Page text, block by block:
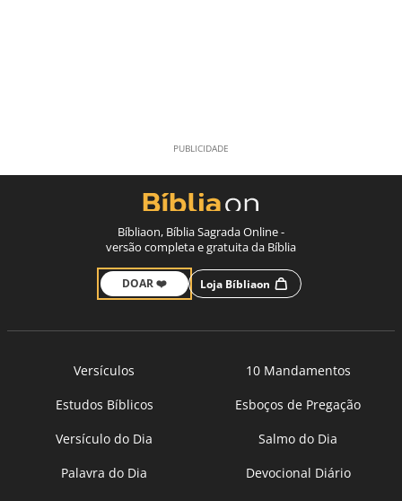
Bíbliaon, Bíblia Sagrada Online -
versão completa e gratuita da Bíblia
DOAR ❤️ Loja Bíbliaon
Versículos
10 Mandamentos
Estudos Bíblicos
Esboços de Pregação
Versículo do Dia
Salmo do Dia
Palavra do Dia
Devocional Diário